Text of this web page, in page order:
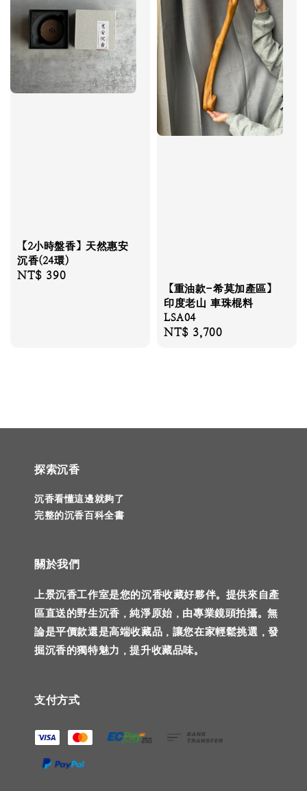
【2小時盤香】天然惠安
沉香(24環)
Regular
NT$ 390
【重油款-希莫加產區】
印度老山 車珠棍料
LSA04
Regular
NT$ 3,700
探索沉香
沉香看懂這邊就夠了
完整的沉香百科全書
關於我們
上景沉香工作室是您的沉香收藏好夥伴。提供來自產
區直送的野生沉香，純淨原始，由專業鏡頭拍攝。無
論是平價款還是高端收藏品，讓您在家輕鬆挑選，發
掘沉香的獨特魅力，提升收藏品味。
支付方式